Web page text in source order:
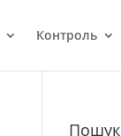
Контроль
Пошук